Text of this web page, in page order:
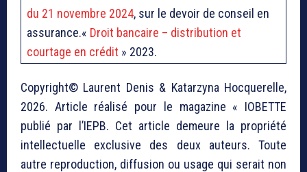
du 21 novembre 2024, sur le devoir de conseil en
assurance.« Droit bancaire – distribution et
courtage en crédit » 2023.
Copyright© Laurent Denis & Katarzyna Hocquerelle,
2026. Article réalisé pour le magazine « IOBETTE
publié par l’IEPB. Cet article demeure la propriété
intellectuelle exclusive des deux auteurs. Toute
autre reproduction, diffusion ou usage qui serait non